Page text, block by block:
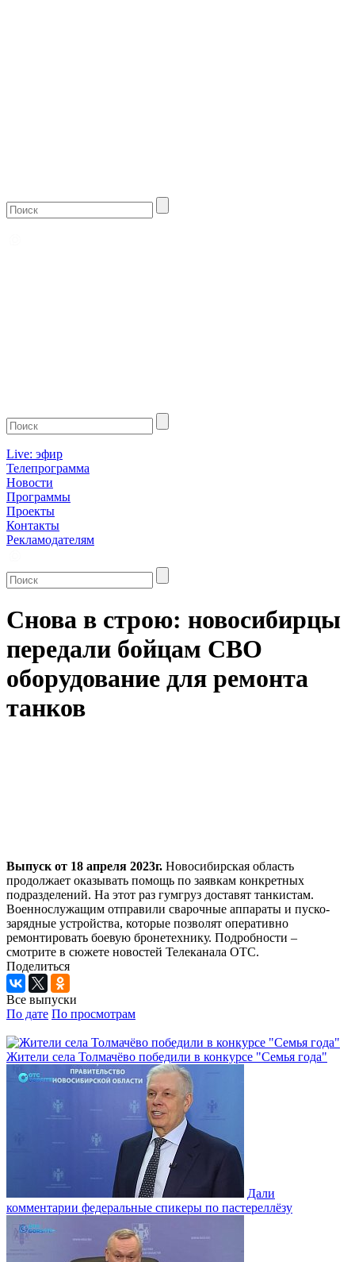
Live: эфир
Телепрограмма
Новости
Программы
Проекты
Контакты
Рекламодателям
Снова в строю: новосибирцы
передали бойцам СВО
оборудование для ремонта
танков
Выпуск от 18 апреля 2023г. Новосибирская область
продолжает оказывать помощь по заявкам конкретных
подразделений. На этот раз гумгруз доставят танкистам.
Военнослужащим отправили сварочные аппараты и пуско-
зарядные устройства, которые позволят оперативно
ремонтировать боевую бронетехнику. Подробности –
смотрите в сюжете новостей Телеканала ОТС.
Поделиться
Все выпуски
По дате По просмотрам
Жители села Толмачёво победили в конкурсе "Семья года"
Дали
комментарии федеральные спикеры по пастереллёзу